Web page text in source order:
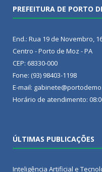
PREFEITURA DE PORTO
End.: Rua 19 de Novembro,
Centro - Porto de Moz - PA
CEP: 68330-000
Fone: (93) 98403-1198
E-mail:
Horário de atendimento:
ÚLTIMAS PUBLICAÇÕES
Inteligência Artificial e